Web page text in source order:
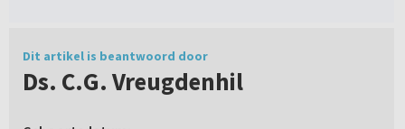
Dit artikel is beantwoord door
Ds. C.G. Vreugdenhil